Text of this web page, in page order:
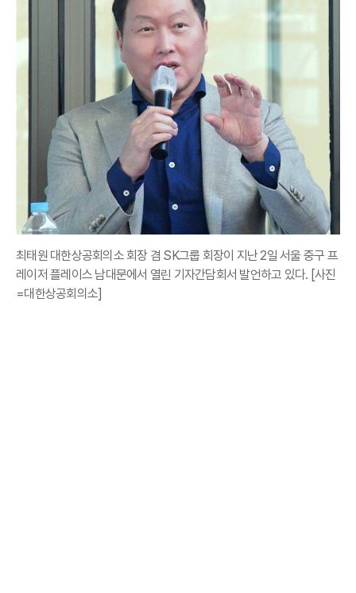
최태원 대한상공회의소 회장 겸 SK그룹 회장이 지난 2일 서울 중구 프
레이저 플레이스 남대문에서 열린 기자간담회서 발언하고 있다. [사진
=대한상공회의소]